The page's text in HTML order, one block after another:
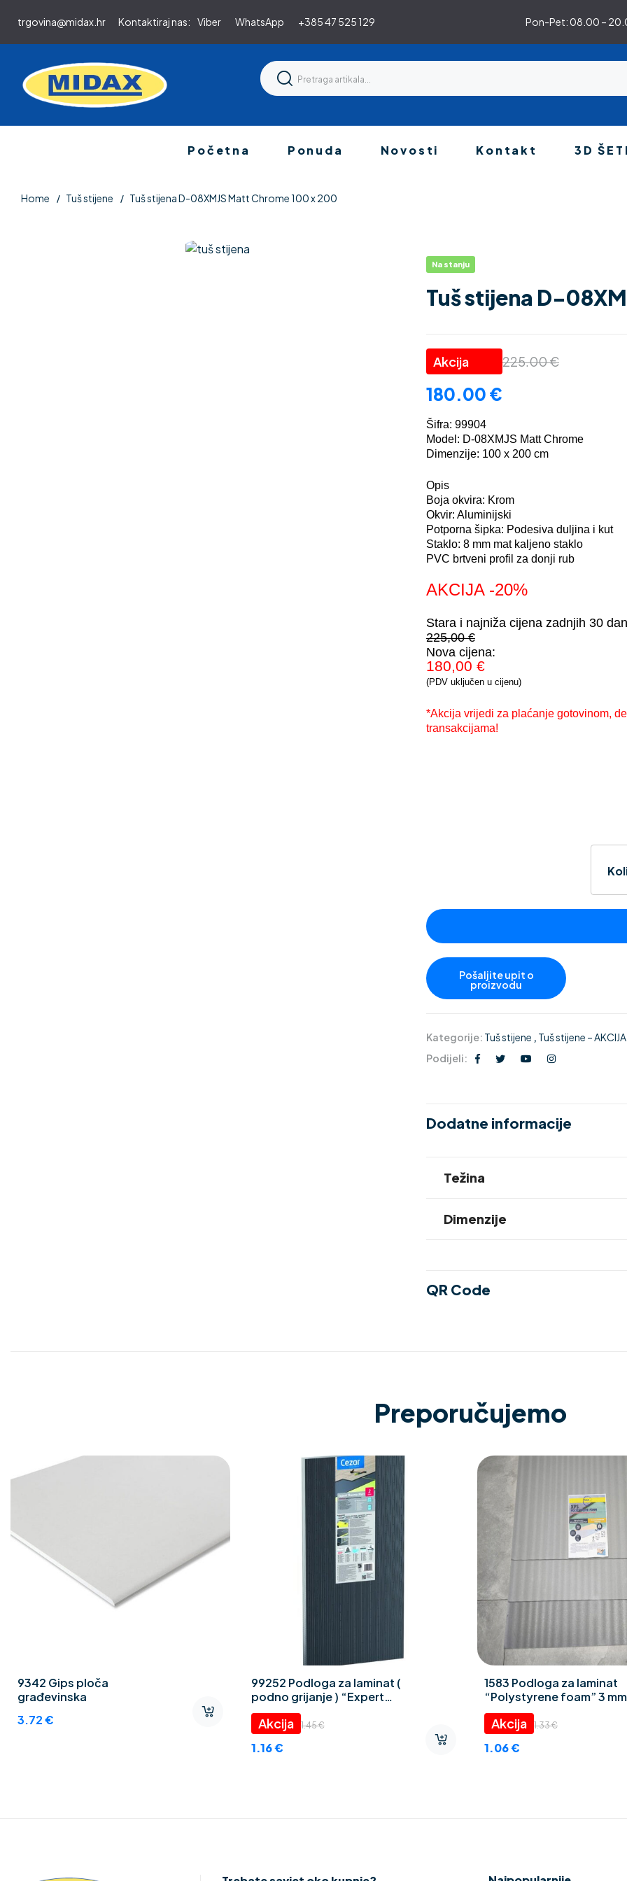
trgovina@midax.hr Kontaktiraj nas: Viber WhatsApp +385 47 525 129 Pon-Pet: 08.00 –
Početna Ponuda Novosti Kontakt 3D
Home Tuš stijene Tuš stijena D-08XMJS Matt Chrome 100 x 200
Na stanju
Tuš stijena D-
225.00€
180.00 €
Šifra: 99904
Model: D-08XMJS Matt Chrome
Dimenzije: 100 x 200 cm
Opis
Boja okvira: Krom
Okvir: Aluminijski
Potporna šipka: Podesiva duljina i kut
Staklo: 8 mm mat kaljeno staklo
PVC brtveni profil za donji rub
AKCIJA -20%
Stara i najniža cijena zadnjih 30
225,00 €
Nova cijena:
180,00 €
(PDV uključen u cijenu)
*Akcija vrijedi za plaćanje gotovinom,
transakcijama!
Kategorije: Tuš stijene , Tuš stijene –
Podijeli:
Dodatne informacije
Težina
Dimenzije
QR Code
Preporučujemo
9342 Gips ploča
građevinska
3.72€
99252 Podloga za laminat (
podno grijanje ) “Expert
Thermo CEZAR” 2 mm
1.45€
1.16€
1583 Podloga za laminat
“Polystyrene foam” 3 mm
1.33€
1.06€